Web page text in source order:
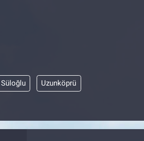
Süloğlu Uzunköprü